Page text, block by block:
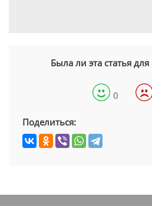
Была ли эта статья
0
Поделиться: